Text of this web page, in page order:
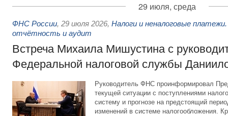
29 июля, среда
ФНС России, 29 июля 2026, Налоги и неналоговые
отчётность и аудит
Встреча Михаила Мишустина с
Федеральной налоговой службы
Руководитель ФНС проинформировал
текущей ситуации с поступлениями
систему и прогнозе на предстоящий
изменений в системе налогообложения.